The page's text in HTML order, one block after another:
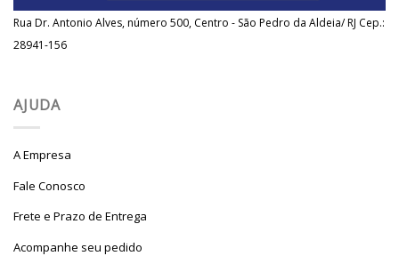
Rua Dr. Antonio Alves, número 500, Centro - São Pedro da Aldeia/ RJ Cep.:
28941-156
AJUDA
A Empresa
Fale Conosco
Frete e Prazo de Entrega
Acompanhe seu pedido